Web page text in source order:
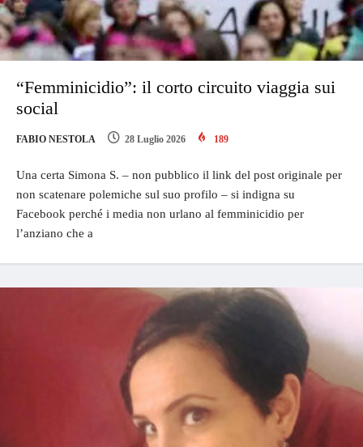
“Femminicidio”: il corto circuito viaggia sui
social
FABIO NESTOLA 28 Luglio 2026 189
Una certa Simona S. – non pubblico il link del post originale per
non scatenare polemiche sul suo profilo – si indigna su
Facebook perché i media non urlano al femminicidio per
l’anziano che a